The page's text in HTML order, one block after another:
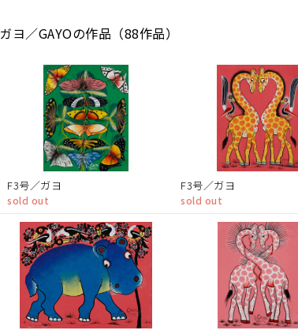
ガヨ／GAYOの作品（88作品）
F3号／ガヨ
sold out
F3号／ガヨ
sold out